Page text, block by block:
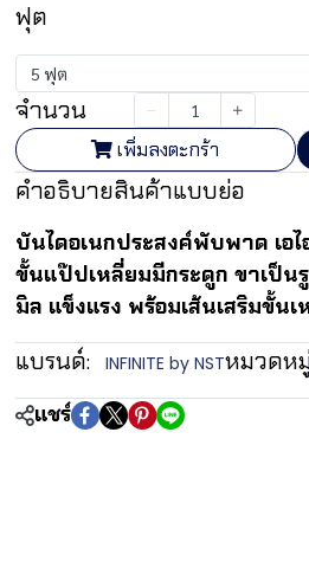
ฟุต
5 ฟุต
จำนวน
เพิ่มลงตะกร้า
คำอธิบายสินค้าแบบย่อ
บันไดอเนกประสงค์พับพาด เอ
ขั้นแป๊ปเหลี่ยมมีกระดูก ขาเป็
มิล แข็งแรง พร้อมเส้นเสริมขั้น
แบรนด์: INFINITE by NSTหมวดห
แชร์